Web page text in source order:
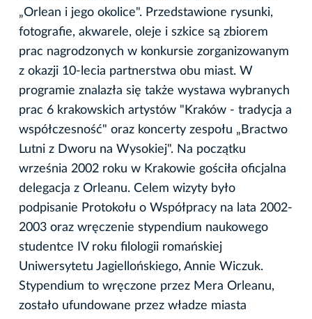
„Orlean i jego okolice". Przedstawione rysunki,
fotografie, akwarele, oleje i szkice są zbiorem
prac nagrodzonych w konkursie zorganizowanym
z okazji 10-lecia partnerstwa obu miast. W
programie znalazła się także wystawa wybranych
prac 6 krakowskich artystów "Kraków - tradycja a
współczesność" oraz koncerty zespołu „Bractwo
Lutni z Dworu na Wysokiej". Na początku
września 2002 roku w Krakowie gościła oficjalna
delegacja z Orleanu. Celem wizyty było
podpisanie Protokołu o Współpracy na lata 2002-
2003 oraz wręczenie stypendium naukowego
studentce IV roku filologii romańskiej
Uniwersytetu Jagiellońskiego, Annie Wiczuk.
Stypendium to wręczone przez Mera Orleanu,
zostało ufundowane przez władze miasta